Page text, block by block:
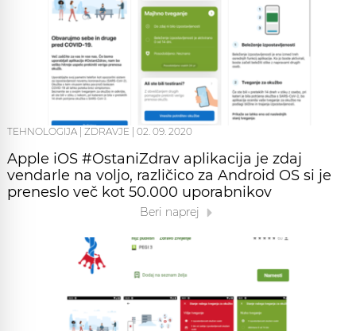
TEHNOLOGIJA ZDRAVJE 02. 09. 2020
Apple iOS #OstaniZdrav aplikacija je zdaj
vendarle na voljo, različico za Android OS si je
preneslo več kot 50.000 uporabnikov
Beri naprej